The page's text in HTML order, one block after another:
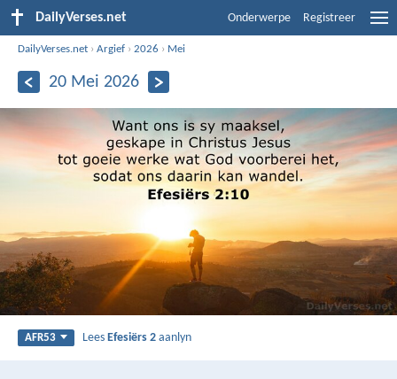
DailyVerses.net Onderwerpe Registreer
DailyVerses.net ›Argief ›2026 › Mei
20 Mei 2026
AFR53 LeesEfesiërs 2 aanlyn